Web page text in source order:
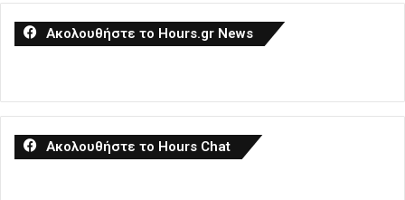
Ακολουθήστε το Hours.gr News
Ακολουθήστε το Hours Chat